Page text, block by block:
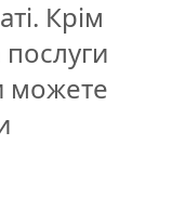
Крім
можете